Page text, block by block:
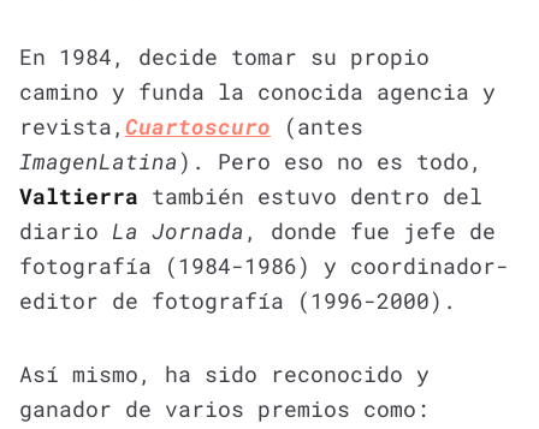
En 1984, decide tomar su propio
camino y funda la conocida agencia y
revista, Cuartoscuro (antes
ImagenLatina ). Pero eso no es todo,
Valtierra también estuvo dentro del
diario La Jornada , donde fue jefe de
fotografía (1984-1986) y coordinador-
editor de fotografía (1996-2000).
Así mismo, ha sido reconocido y
ganador de varios premios como: